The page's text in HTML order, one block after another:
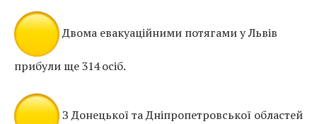
Двома евакуаційними потягами у Львів
прибули ще 314 осіб.
З Донецької та Дніпропетровської областей